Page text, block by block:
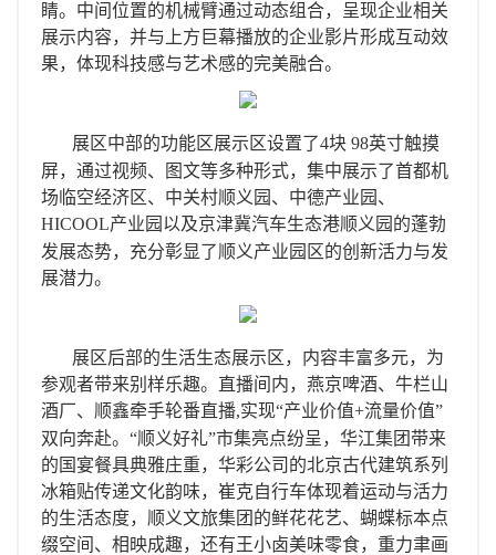
睛。 中间位置的机械臂通过动态组合，呈现企业相关
展示内容，并与上方巨幕播放的企业影片形成互动效
果，体现科技感与艺术感的完美融合。
展区中部的功能区展示区设置了4块98英寸触摸
屏，通过视频、图文等多种形式，集中展示了首都机
场临空经济区、中关村顺义园、中德产业园、
HICOOL产业园以及京津冀汽车生态港顺义园的蓬勃
发展态势，充分彰显了顺义产业园区的创新活力与发
展潜力。
展区后部的生活生态展示区，内容丰富多元，为
参观者带来别样乐趣。直播间内，燕京啤酒、牛栏山
酒厂、顺鑫牵手轮番直播,实现“产业价值+流量价值”
双向奔赴。“顺义好礼”市集亮点纷呈，华江集团带来
的国宴餐具典雅庄重，华彩公司的北京古代建筑系列
冰箱贴传递文化韵味，崔克自行车体现着运动与活力
的生活态度，顺义文旅集团的鲜花花艺、蝴蝶标本点
缀空间、相映成趣，还有王小卤美味零食，重力聿画